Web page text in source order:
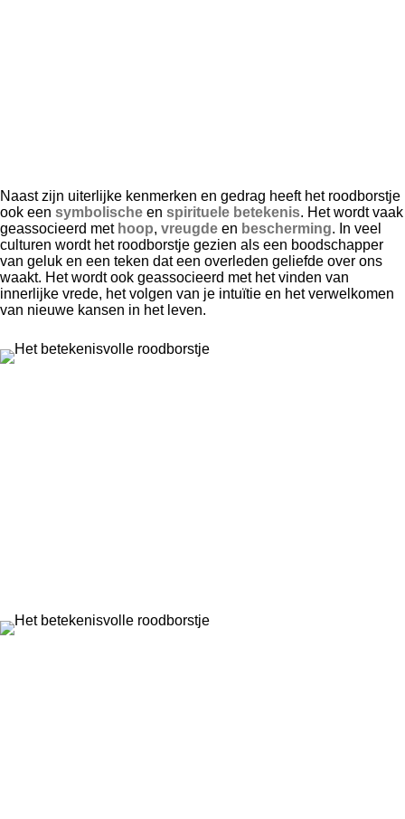
Naast zijn uiterlijke kenmerken en gedrag heeft het roodborstje
ook een symbolische en spirituele betekenis. Het wordt vaak
geassocieerd met hoop, vreugde en bescherming. In veel
culturen wordt het roodborstje gezien als een boodschapper
van geluk en een teken dat een overleden geliefde over ons
waakt. Het wordt ook geassocieerd met het vinden van
innerlijke vrede, het volgen van je intuïtie en het verwelkomen
van nieuwe kansen in het leven.